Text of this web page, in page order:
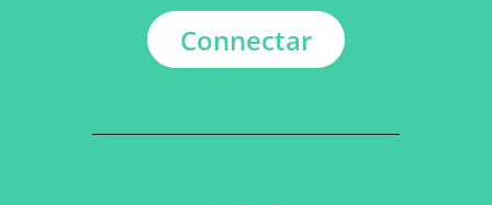
Connectar